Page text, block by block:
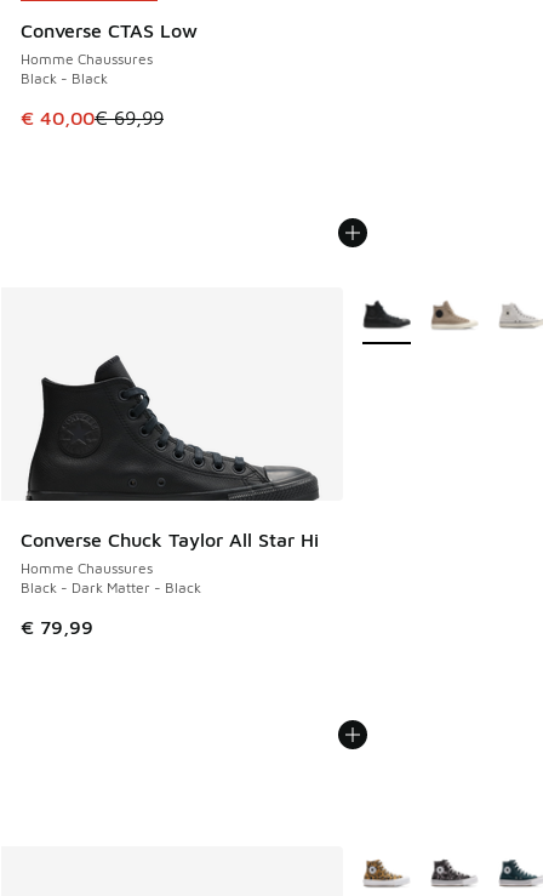
Converse CTAS Low
Homme Chaussures
Black - Black
Cet article est en promotion. Prix en baisse de € 69,99 à
€ 40,00€ 69,99
Converse Chuck Taylor All Star Hi
Homme Chaussures
Black - Dark Matter - Black
€ 79,99
Plus de couleurs
Plus de couleurs